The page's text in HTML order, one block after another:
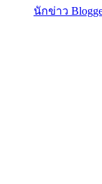
นักข่าว